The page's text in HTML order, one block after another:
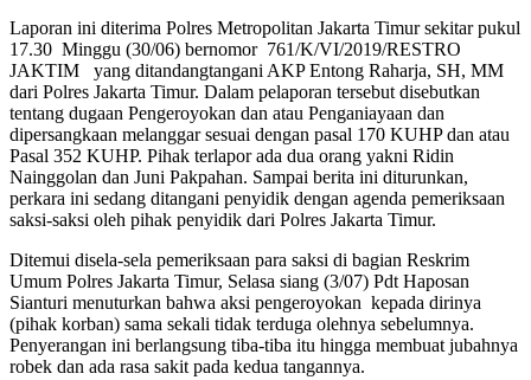
Laporan ini diterima Polres Metropolitan Jakarta Timur sekitar pukul
17.30 Minggu (30/06) bernomor 761/K/VI/2019/RESTRO
JAKTIM yang ditandangtangani AKP Entong Raharja, SH, MM
dari Polres Jakarta Timur. Dalam pelaporan tersebut disebutkan
tentang dugaan Pengeroyokan dan atau Penganiayaan dan
dipersangkaan melanggar sesuai dengan pasal 170 KUHP dan atau
Pasal 352 KUHP. Pihak terlapor ada dua orang yakni Ridin
Nainggolan dan Juni Pakpahan. Sampai berita ini diturunkan,
perkara ini sedang ditangani penyidik dengan agenda pemeriksaan
saksi-saksi oleh pihak penyidik dari Polres Jakarta Timur.
Ditemui disela-sela pemeriksaan para saksi di bagian Reskrim
Umum Polres Jakarta Timur, Selasa siang (3/07) Pdt Haposan
Sianturi menuturkan bahwa aksi pengeroyokan kepada dirinya
(pihak korban) sama sekali tidak terduga olehnya sebelumnya.
Penyerangan ini berlangsung tiba-tiba itu hingga membuat jubahnya
robek dan ada rasa sakit pada kedua tangannya.